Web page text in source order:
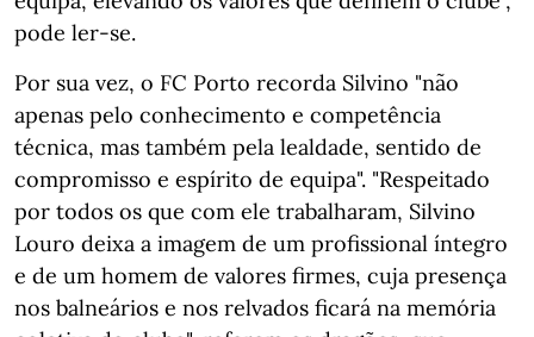
pode ler-se.
Por sua vez, o FC Porto recorda Silvino "não
apenas pelo conhecimento e competência
técnica, mas também pela lealdade, sentido de
compromisso e espírito de equipa". "Respeitado
por todos os que com ele trabalharam, Silvino
Louro deixa a imagem de um profissional íntegro
e de um homem de valores firmes, cuja presença
nos balneários e nos relvados ficará na memória